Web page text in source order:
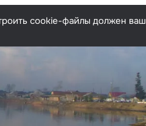
cookie-файлы должен ваш